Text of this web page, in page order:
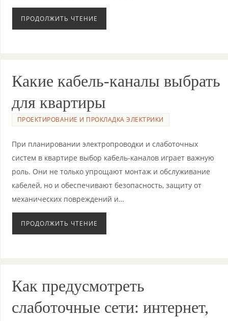
ПРОДОЛЖИТЬ ЧТЕНИЕ
Какие кабель-каналы выбрать
для квартиры
ПРОЕКТИРОВАНИЕ И ПРОКЛАДКА ЭЛЕКТРИКИ
При планировании электропроводки и слаботочных
систем в квартире выбор кабель-каналов играет важную
роль. Они не только упрощают монтаж и обслуживание
кабелей, но и обеспечивают безопасность, защиту от
механических повреждений и…
ПРОДОЛЖИТЬ ЧТЕНИЕ
Как предусмотреть
слаботочные сети: интернет,